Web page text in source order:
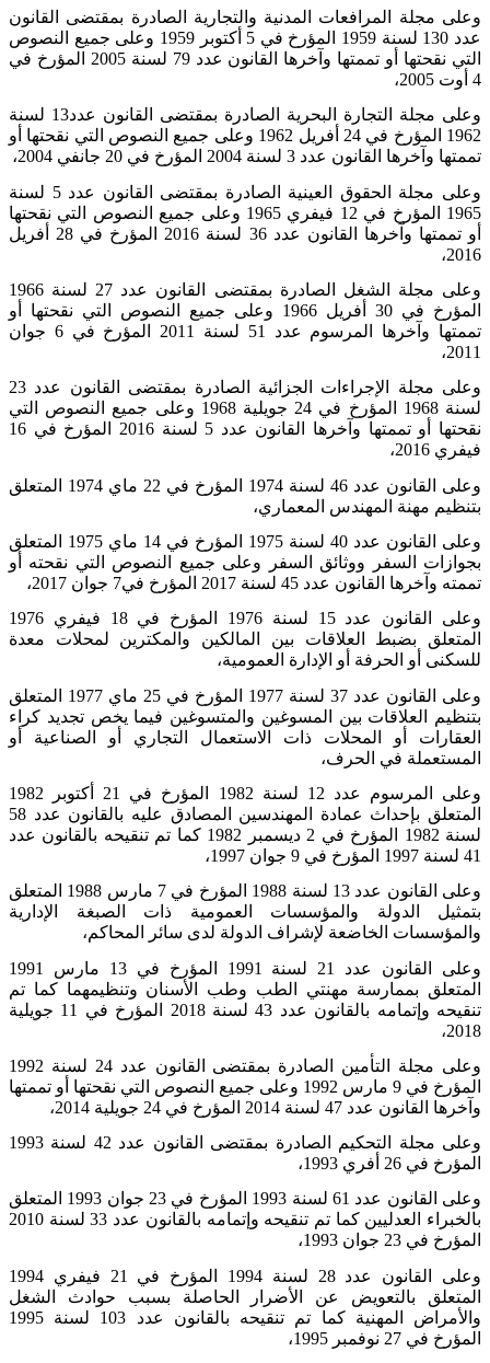
وعلى مجلة المرافعات المدنية والتجارية الصادرة بمقتضى القانون
عدد 130 لسنة 1959 المؤرخ في 5 أكتوبر 1959 وعلى جميع النصوص
التي نقحتها أو تممتها وآخرها القانون عدد79
لسنة 2005 المؤرخ في
4 أوت 2005،
وعلى مجلة التجارة البحرية الصادرة بمقتضى القانون عدد13 لسنة
1962 المؤرخ في 24 أفريل 1962 وعلى جميع النصوص التي نقحتها أو
تممتها وآخرها القانون عدد 3 لسنة 2004 المؤرخ في 20 جانفي 2004،
وعلى مجلة الحقوق العينية الصادرة بمقتضى القانون عدد 5 لسنة
1965 المؤرخ في 12 فيفري 1965 وعلى جميع النصوص التي نقحتها
أو تممتها وآخرها القانون عدد 36 لسنة 2016 المؤرخ في 28 أفريل
2016،
وعلى مجلة الشغل الصادرة بمقتضى القانون عدد 27 لسنة
1966
المؤرخ في 30 أفريل 1966 وعلى جميع النصوص التي نقحتها أو
تممتها وآخرها المرسوم عدد 51 لسنة 2011 المؤرخ في 6 جوان
2011،
وعلى مجلة الإجراءات الجزائية الصادرة بمقتضى القانون عدد 23
لسنة 1968 المؤرخ في 24 جويلية 1968 وعلى جميع النصوص التي
نقحتها أو تممتها وآخرها القانون عدد 5 لسنة
2016
المؤرخ في 16
فيفري 2016،
وعلى القانون عدد 46 لسنة 1974 المؤرخ في 22 ماي
1974 المتعلق
بتنظيم مهنة المهندس المعماري،
وعلى القانون عدد 40 لسنة 1975 المؤرخ في 14 ماي
1975 المتعلق
بجوازات السفر ووثائق السفر وعلى جميع النصوص التي نقحته أو
تممته وآخرها القانون عدد 45 لسنة
2017 المؤرخ في7 جوان 2017،
وعلى القانون عدد 15 لسنة 1976 المؤرخ في 18 فيفري
1976
المتعلق بضبط العلاقات بين المالكين والمكترين لمحلات معدة
للسكنى أو الحرفة أو الإدارة العمومية،
وعلى القانون عدد 37 لسنة 1977 المؤرخ في 25 ماي
1977 المتعلق
بتنظيم العلاقات بين المسوغين والمتسوغين فيما يخص تجديد كراء
العقارات أو المحلات ذات الاستعمال التجاري أو الصناعية أو
المستعملة في الحرف،
وعلى المرسوم عدد 12 لسنة 1982 المؤرخ في 21 أكتوبر
1982
المتعلق بإحداث عمادة المهندسين المصادق عليه بالقانون عدد 58
لسنة 1982 المؤرخ في 2 ديسمبر 1982 كما تم تنقيحه بالقانون عدد
41 لسنة 1997 المؤرخ في 9 جوان 1997،
وعلى القانون عدد 13 لسنة 1988 المؤرخ في 7 مارس
1988 المتعلق
بتمثيل الدولة والمؤسسات العمومية ذات الصبغة الإدارية
والمؤسسات الخاضعة لإشراف الدولة لدى سائر المحاكم،
وعلى القانون عدد 21 لسنة 1991 المؤرخ في 13 مارس
1991
المتعلق بممارسة مهنتي الطب وطب الأسنان وتنظيمهما كما تم
تنقيحه وإتمامه بالقانون عدد 43 لسنة 2018 المؤرخ في 11 جويلية
2018،
وعلى مجلة التأمين الصادرة بمقتضى القانون عدد 24 لسنة
1992
المؤرخ في 9 مارس 1992 وعلى جميع النصوص التي نقحتها أو تممتها
وآخرها القانون عدد 47 لسنة 2014 المؤرخ في 24 جويلية 2014،
وعلى مجلة التحكيم الصادرة بمقتضى القانون عدد 42 لسنة
1993
المؤرخ في 26 أفري 1993،
وعلى القانون عدد 61 لسنة 1993 المؤرخ في 23 جوان
1993 المتعلق
بالخبراء العدليين كما تم تنقيحه وإتمامه بالقانون عدد 33 لسنة 2010
المؤرخ في 23 جوان 1993،
وعلى القانون عدد 28 لسنة 1994 المؤرخ في 21 فيفري
1994
المتعلق بالتعويض عن الأضرار الحاصلة بسبب حوادث الشغل
والأمراض المهنية كما تم تنقيحه بالقانون عدد 103 لسنة
1995
المؤرخ في 27 نوفمبر 1995،